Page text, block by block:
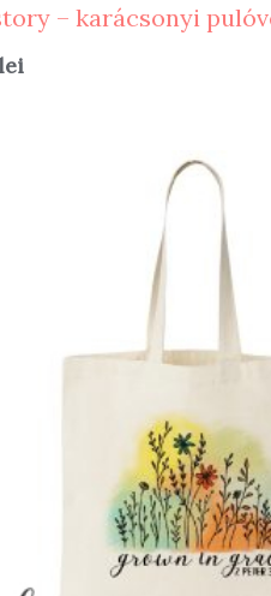
– karácsonyi